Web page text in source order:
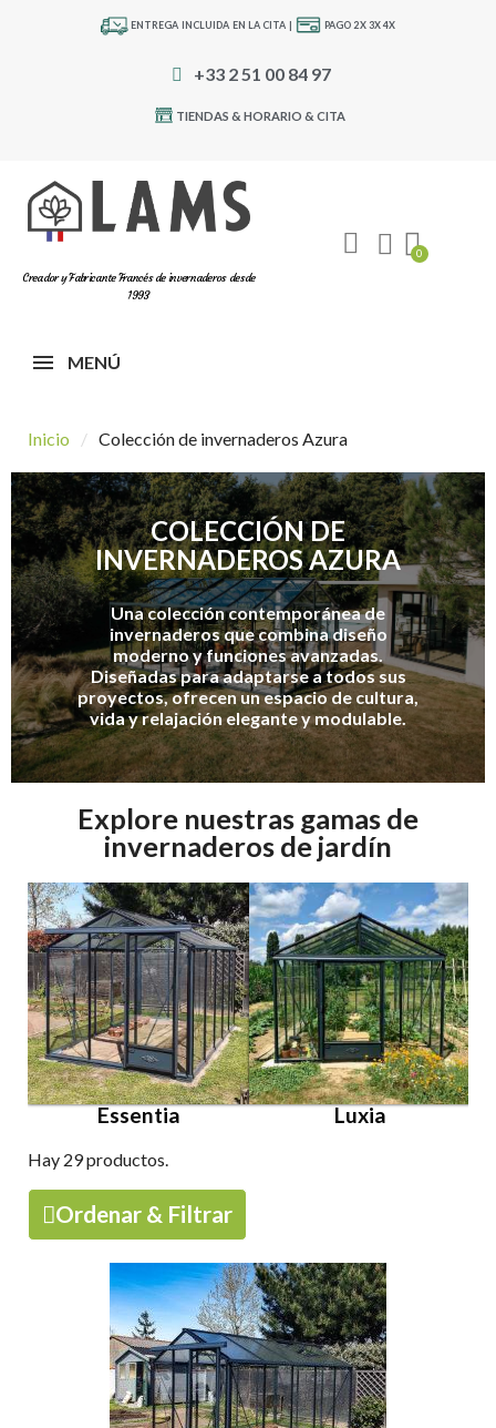
ENTREGA INCLUIDA EN LA CITA | PAGO 2X 3X 4X
+33 2 51 00 84 97
TIENDAS & HORARIO & CITA
Creador y Fabricante Francés de invernaderos desde
1993
MENÚ
Inicio Colección de invernaderos Azura
COLECCIÓN DE
INVERNADEROS AZURA
Una colección contemporánea de
invernaderos que combina diseño
moderno y funciones avanzadas.
Diseñadas para adaptarse a todos sus
proyectos, ofrecen un espacio de cultura,
vida y relajación elegante y modulable.
Explore nuestras gamas de
invernaderos de jardín
Essentia Luxia
Hay 29 productos.
Ordenar & Filtrar